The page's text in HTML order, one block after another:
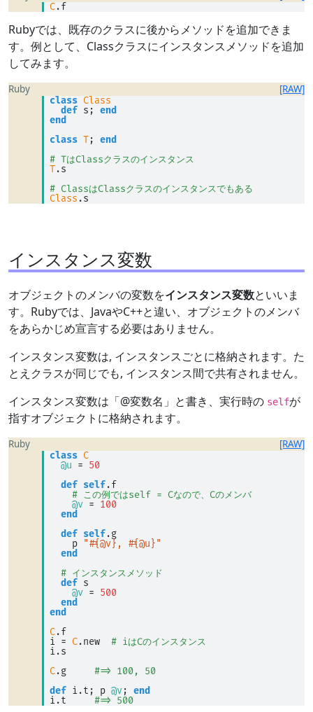
C.f
Rubyでは、既存のクラスに後からメソッドを追加できま
す。例として、Classクラスにインスタンスメソッドを追加
してみます。
Ruby [RAW]
class Class
def s; end
end
class T; end
# TはClassクラスのインスタンス
T.s
# ClassはClassクラスのインスタンスでもある
Class .s
インスタンス変数
オブジェクトのメンバの変数をインスタンス変数といいま
す。Rubyでは、JavaやC++と違い、オブジェクトのメンバ
をあらかじめ宣言する必要はありません。
インスタンス変数は, インスタンスごとに格納されます。た
とえクラスが同じでも, インスタンス間で共有されません。
インスタンス変数は「@変数名」と書き、実行時の selfが
指すオブジェクトに格納されます。
Ruby [RAW]
class C
@u
=
50
def self.f
# この例ではself = Cなので、Cのメンバ
@v =
100
end
def self.g
    p
"#{@v}, #{@u}"
end
# インスタンスメソッド
def s
@v =
500
end
end
C.f
i = C.new # iはCのインスタンス
i.s
C.g #=> 100, 50
def i.t; p @v; end
i.t #=> 500